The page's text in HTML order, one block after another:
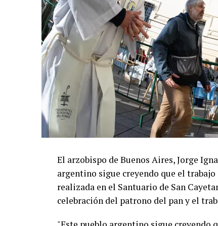
El arzobispo de Buenos Aires, Jorge
argentino sigue creyendo que el
realizada en el Santuario de San
celebración del patrono del pan y el